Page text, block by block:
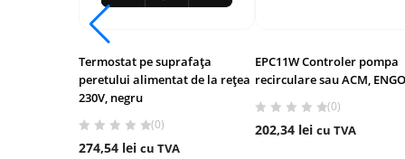
Termostat pe suprafața
peretului alimentat de la rețea
230V, negru
(0)
274,54 lei cu TVA
EPC11W Controler pompa
recirculare sau ACM, ENGO
(0)
202,34 lei cu TVA